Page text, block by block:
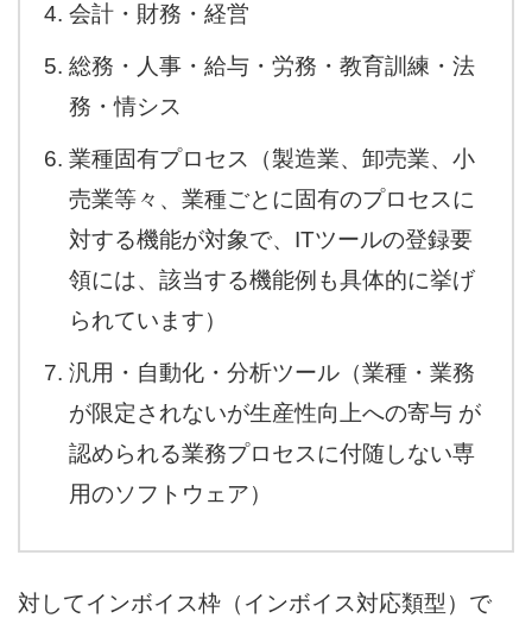
会計・財務・経営
総務・人事・給与・労務・教育訓練・法
務・情シス
業種固有プロセス（製造業、卸売業、小
売業等々、業種ごとに固有のプロセスに
対する機能が対象で、ITツールの登録要
領には、該当する機能例も具体的に挙げ
られています）
汎用・自動化・分析ツール（業種・業務
が限定されないが生産性向上への寄与 が
認められる業務プロセスに付随しない専
用のソフトウェア）
対してインボイス枠（インボイス対応類型）で